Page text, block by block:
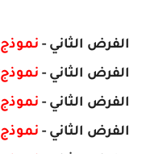
الفرض الثاني - نموذج1
الفرض الثاني - نموذج2
الفرض الثاني - نموذج3
الفرض الثاني - نموذج4